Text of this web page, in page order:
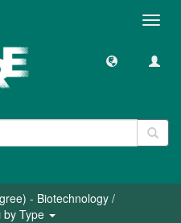
- Biotechnology /
Type